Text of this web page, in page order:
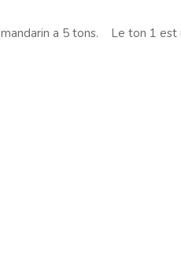
mandarin a 5 tons. Le ton 1